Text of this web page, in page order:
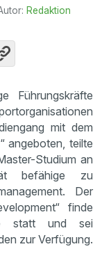
Redaktion
Führungskräfte
mit dem
angeboten, teilte
Studium an
befähige zu
Der
finde
statt und sei
zur Verfügung.